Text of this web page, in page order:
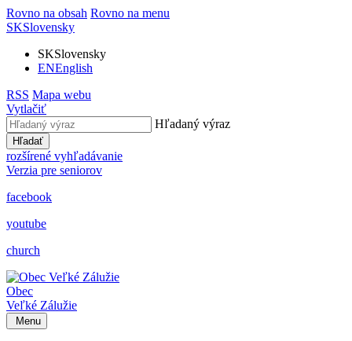
Rovno na obsah Rovno na menu
SKSlovensky
SKSlovensky
ENEnglish
RSS Mapa webu
Vytlačiť
Hľadaný výraz
Hľadať
rozšírené vyhľadávanie
Verzia pre seniorov
facebook
youtube
church
Obec
Veľké Zálužie
Menu